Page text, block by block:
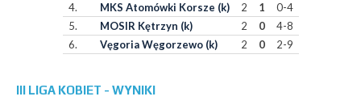
4.
MKS Atomówki Korsze (k) 2 1
0-4
5.
MOSIR Kętrzyn (k) 2 0
4-8
6.
Vęgoria Węgorzewo (k) 2 0 2-9
III LIGA KOBIET - WYNIKI